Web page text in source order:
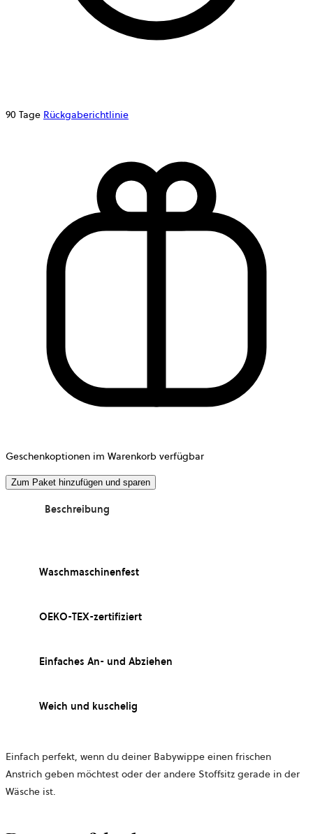
90 Tage Rückgaberichtlinie
Geschenkoptionen im Warenkorb verfügbar
Zum Paket hinzufügen und sparen
Beschreibung
Waschmaschinenfest
OEKO-TEX-zertifiziert
Einfaches An- und Abziehen
Weich und kuschelig
Einfach perfekt, wenn du deiner Babywippe einen frischen
Anstrich geben möchtest oder der andere Stoffsitz gerade in der
Wäsche ist.